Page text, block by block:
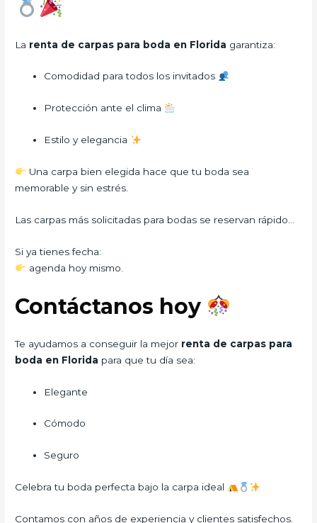
La renta de carpas para boda en Florida garantiza:
Comodidad para todos los invitados
Protección ante el clima
Estilo y elegancia
Una carpa bien elegida hace que tu boda sea
memorable y sin estrés.
Las carpas más solicitadas para bodas se reservan rápido…
Si ya tienes fecha:
agenda hoy mismo.
Contáctanos hoy
Te ayudamos a conseguir la mejor renta de carpas para
boda en Florida para que tu día sea:
Elegante
Cómodo
Seguro
Celebra tu boda perfecta bajo la carpa ideal
Contamos con años de experiencia y clientes satisfechos.